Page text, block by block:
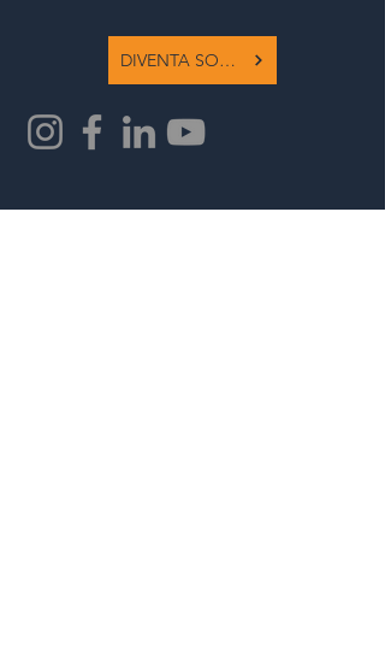
DIVENTA SOCIO